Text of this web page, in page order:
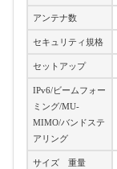
アンテナ数
セキュリティ規格
セットアップ
IPv6/ビームフォー
ミング/MU-
MIMO/バンドステ
アリング
サイズ 重量